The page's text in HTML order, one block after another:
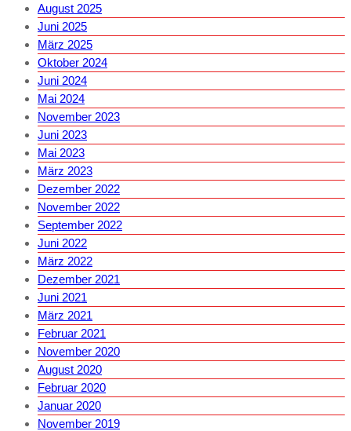
August 2025
Juni 2025
März 2025
Oktober 2024
Juni 2024
Mai 2024
November 2023
Juni 2023
Mai 2023
März 2023
Dezember 2022
November 2022
September 2022
Juni 2022
März 2022
Dezember 2021
Juni 2021
März 2021
Februar 2021
November 2020
August 2020
Februar 2020
Januar 2020
November 2019